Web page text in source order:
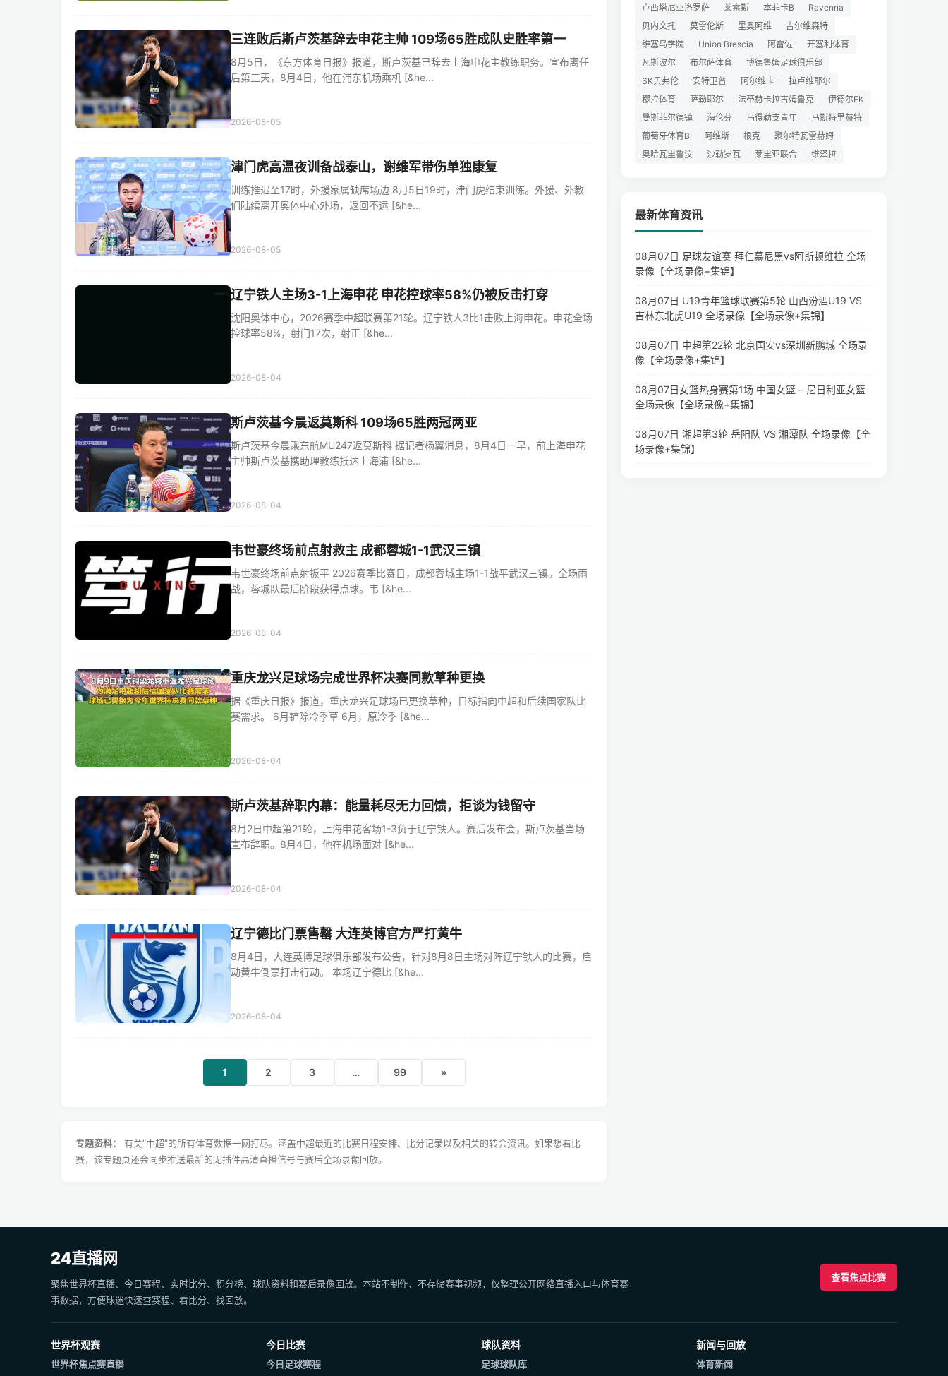
三连败后斯卢茨基辞去申花主帅 109场65胜成队史胜率第一
8月5日，《东方体育日报》报道，斯卢茨基已辞去上海申花主教练职务。宣布离任
后第三天，8月4日，他在浦东机场乘机 [&he...
2026-08-05
津门虎高温夜训备战泰山，谢维军带伤单独康复
训练推迟至17时，外援家属缺席场边 8月5日19时，津门虎结束训练。外援、外教
们陆续离开奥体中心外场，返回不远 [&he...
2026-08-05
辽宁铁人主场3-1上海申花 申花控球率58%仍被反击打穿
沈阳奥体中心，2026赛季中超联赛第21轮。辽宁铁人3比1击败上海申花。申花全场
控球率58%，射门17次，射正 [&he...
2026-08-04
斯卢茨基今晨返莫斯科 109场65胜两冠两亚
斯卢茨基今晨乘东航MU247返莫斯科 据记者杨翼消息，8月4日一早，前上海申花
主帅斯卢茨基携助理教练抵达上海浦 [&he...
2026-08-04
韦世豪终场前点射救主 成都蓉城1-1武汉三镇
韦世豪终场前点射扳平 2026赛季比赛日，成都蓉城主场1-1战平武汉三镇。全场雨
战，蓉城队最后阶段获得点球。韦 [&he...
2026-08-04
重庆龙兴足球场完成世界杯决赛同款草种更换
据《重庆日报》报道，重庆龙兴足球场已更换草种，目标指向中超和后续国家队比
赛需求。 6月铲除冷季草 6月，原冷季 [&he...
2026-08-04
斯卢茨基辞职内幕：能量耗尽无力回馈，拒谈为钱留守
8月2日中超第21轮，上海申花客场1-3负于辽宁铁人。赛后发布会，斯卢茨基当场
宣布辞职。8月4日，他在机场面对 [&he...
2026-08-04
辽宁德比门票售罄 大连英博官方严打黄牛
8月4日，大连英博足球俱乐部发布公告，针对8月8日主场对阵辽宁铁人的比赛，启
动黄牛倒票打击行动。 本场辽宁德比 [&he...
2026-08-04
1 2 3 … 99 »
专题资料：
有关“中超”的所有体育数据一网打尽。涵盖中超最近的比赛日程安排、比分记录以及相关的转会资讯。如果想看比
赛，该专题页还会同步推送最新的无插件高清直播信号与赛后全场录像回放。
卢西塔尼亚洛罗萨
莱索斯 本菲卡B
Ravenna
贝内文托
莫雷伦斯 里奥阿维
吉尔维森特
维塞乌学院
Union Brescia 阿雷佐
开塞利体育
凡斯波尔
布尔萨体育
博德鲁姆足球俱乐部
SK贝弗伦
安特卫普 阿尔维卡
拉卢维耶尔
穆拉体育
萨勒耶尔 法蒂赫卡拉古姆鲁克
伊德尔FK
曼斯菲尔德镇
海伦芬 乌得勒支青年
马斯特里赫特
葡萄牙体育B
阿维斯 根克
聚尔特瓦雷赫姆
奥哈瓦里鲁汶
沙勒罗瓦 莱里亚联合 维泽拉
最新体育资讯
08月07日 足球友谊赛 拜仁慕尼黑vs阿斯顿维拉 全场
录像【全场录像+集锦】
08月07日 U19青年篮球联赛第5轮 山西汾酒U19 VS
吉林东北虎U19 全场录像【全场录像+集锦】
08月07日 中超第22轮 北京国安vs深圳新鹏城 全场录
像【全场录像+集锦】
08月07日女篮热身赛第1场 中国女篮 – 尼日利亚女篮
全场录像【全场录像+集锦】
08月07日 湘超第3轮 岳阳队 VS 湘潭队 全场录像【全
场录像+集锦】
24直播网
聚焦世界杯直播、今日赛程、实时比分、积分榜、球队资料和赛后录像回放。本站不制作、不存储赛事视频，仅整理公开网络直播入口与体育赛
事数据，方便球迷快速查赛程、看比分、找回放。
查看焦点比赛
世界杯观赛
世界杯焦点赛直播
今日比赛
今日足球赛程
球队资料
足球球队库
新闻与回放
体育新闻